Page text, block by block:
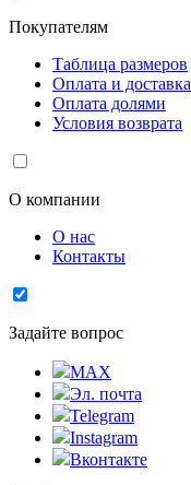
Покупателям
Таблица размеров
Оплата и доставка
Оплата долями
Условия возврата
О компании
О нас
Контакты
Задайте вопрос
MAX
Эл. почта
Telegram
Instagram
Вконтакте